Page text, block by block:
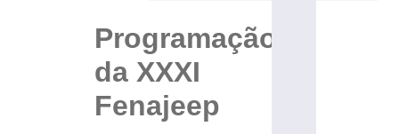
Programação
da XXXI
Fenajeep